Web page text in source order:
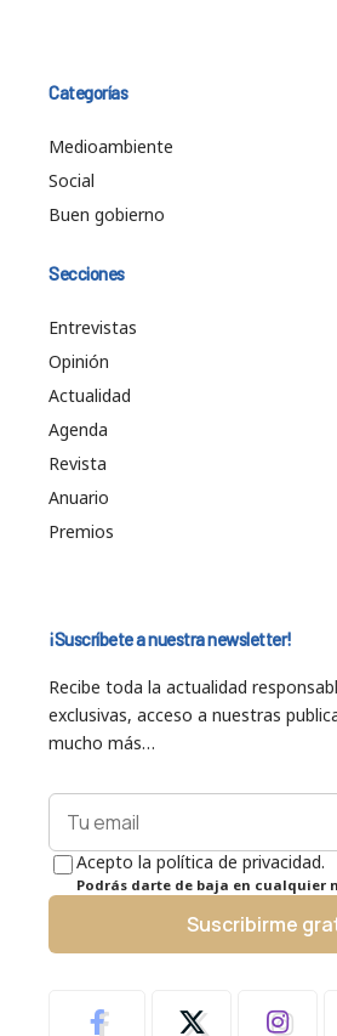
Categorías
Medioambiente
Social
Buen gobierno
Secciones
Entrevistas
Opinión
Actualidad
Agenda
Revista
Anuario
Premios
¡Suscríbete a nuestra newsletter!
Recibe toda la actualidad
exclusivas, acceso a nuestras
mucho más…
Acepto la política de privacidad.
Podrás darte de baja en cualquier
Suscribirme